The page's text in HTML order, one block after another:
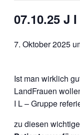
07.10.25 J
7. Oktober 2025
Ist man wirklich
LandFrauen
I L – Gruppe
zu diesen